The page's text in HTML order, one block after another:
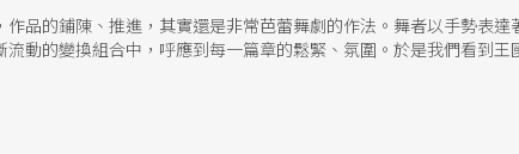
品的鋪陳、推進，其實還是非常芭蕾舞劇的作法。舞者以手勢表
動的變換組合中，呼應到每一篇章的鬆緊、氛圍。於是我們看到